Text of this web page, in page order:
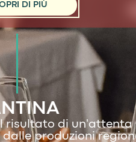
DI PIÙ
di un'attenta
produzioni